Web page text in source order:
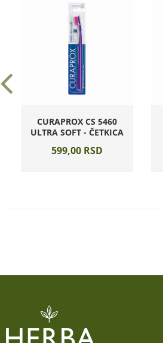
CURAPROX CS 5460
ULTRA SOFT - ČETKICA
599,00 RSD